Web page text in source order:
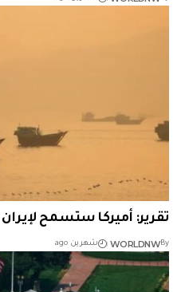
تقرير: أميركا ستسمح لإيران
By
WORLDNW شهرين ago